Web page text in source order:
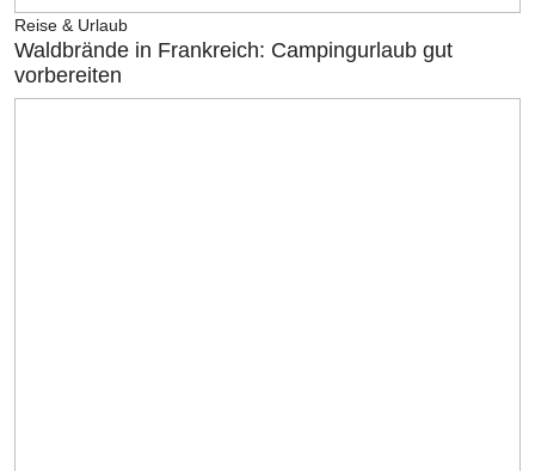
Reise & Urlaub
Waldbrände in Frankreich: Campingurlaub gut
vorbereiten